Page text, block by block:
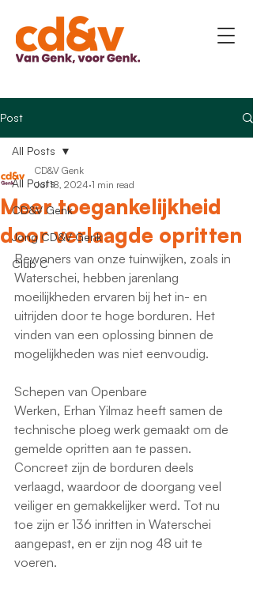
Post
All Posts
CD&V Genk
Jong CD&V Genk
Club C
All Posts
Meer toegankelijkheid
door verlaagde opritten
CD&V Genk
Jul 18, 2024 1 min read
Bewoners van onze tuinwijken, zoals in
Waterschei, hebben jarenlang
moeilijkheden ervaren bij het in- en
uitrijden door te hoge borduren. Het
vinden van een oplossing binnen de
mogelijkheden was niet eenvoudig.
Schepen van Openbare
Werken, Erhan Yilmaz heeft samen de
technische ploeg werk gemaakt om de
gemelde opritten aan te passen.
Concreet zijn de borduren deels
verlaagd, waardoor de doorgang veel
veiliger en gemakkelijker werd. Tot nu
toe zijn er 136 inritten in Waterschei
aangepast, en er zijn nog 48 uit te
voeren.